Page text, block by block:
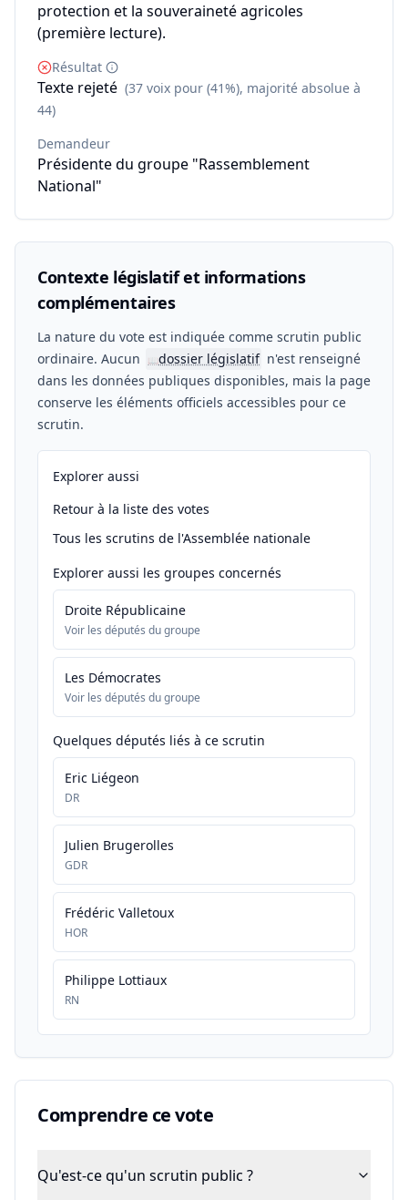
protection et la souveraineté agricoles
(première lecture).
Résultat
Texte rejeté (37 voix pour (41%), majorité absolue à
44)
Demandeur
Présidente du groupe "Rassemblement
National"
Contexte législatif et informations
complémentaires
La nature du vote est indiquée comme scrutin public
ordinaire. Aucun
📖dossier législatif n'est renseigné
dans les données publiques disponibles, mais la page
conserve les éléments officiels accessibles pour ce
scrutin.
Explorer aussi
Retour à la liste des votes
Tous les scrutins de l'Assemblée nationale
Explorer aussi les groupes concernés
Droite Républicaine
Voir les députés du groupe
Les Démocrates
Voir les députés du groupe
Quelques députés liés à ce scrutin
Eric Liégeon
DR
Julien Brugerolles
GDR
Frédéric Valletoux
HOR
Philippe Lottiaux
RN
Comprendre ce vote
Qu'est-ce qu'un scrutin public ?